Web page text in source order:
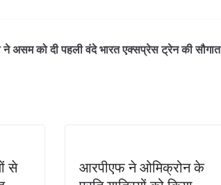
ने असम को दी पहली वंदे भारत एक्सप्रेस ट्रेन की सौगात
से
आरपीएफ ने ओमिक्रोन के